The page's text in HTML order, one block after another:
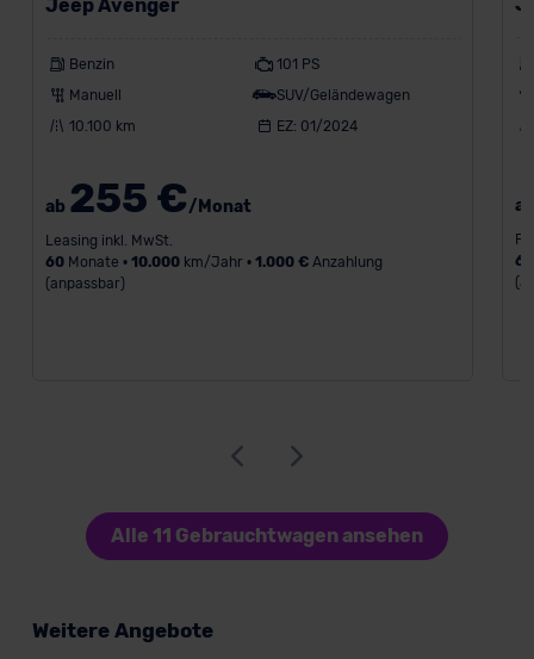
Jeep Avenger
Benzin
101 PS
Manuell
SUV/Geländewagen
10.100 km
EZ: 01/2024
ab 255 €/Monat
Leasing inkl. MwSt.
60Monate • 10.000km/Jahr • 1.000 €Anzahlung
(anpassbar)
60
Alle 11 Gebrauchtwagen ansehen
Weitere Angebote